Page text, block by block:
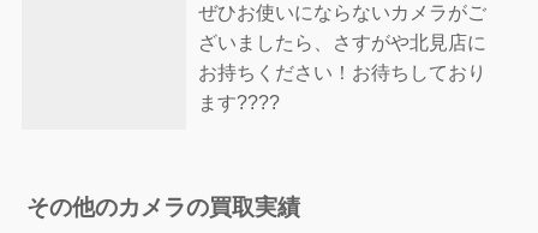
ぜひお使いにならないカメラがご
ざいましたら、さすがや北見店に
お持ちください！お待ちしており
ます????
その他のカメラの買取実績